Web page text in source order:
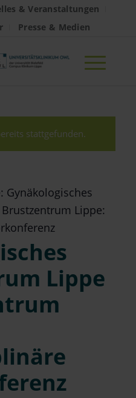
& Veranstaltungen
Presse & Medien
stattgefunden.
Gynäkologisches
Lippe:
Lippe